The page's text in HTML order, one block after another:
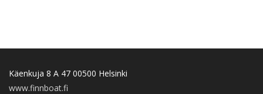
Käenkuja 8 A 47 00500 Helsinki
www.finnboat.fi